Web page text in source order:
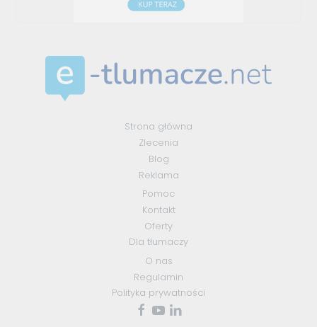
Strona główna
Zlecenia
Blog
Reklama
Pomoc
Kontakt
Oferty
Dla tłumaczy
O nas
Regulamin
Polityka prywatności